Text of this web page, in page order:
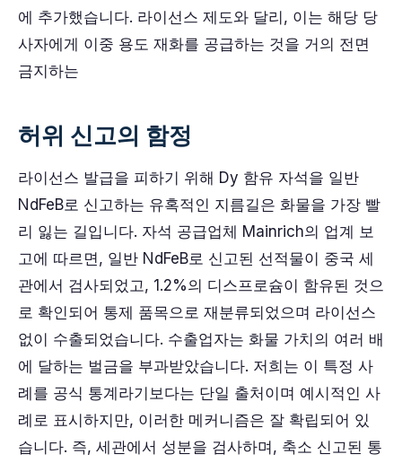
에 추가했습니다. 라이선스 제도와 달리, 이는 해당 당
사자에게 이중 용도 재화를 공급하는 것을 거의 전면
금지하는
허위 신고의 함정
라이선스 발급을 피하기 위해 Dy 함유 자석을 일반
NdFeB로 신고하는 유혹적인 지름길은 화물을 가장 빨
리 잃는 길입니다. 자석 공급업체 Mainrich의 업계 보
고에 따르면, 일반 NdFeB로 신고된 선적물이 중국 세
관에서 검사되었고, 1.2%의 디스프로슘이 함유된 것으
로 확인되어 통제 품목으로 재분류되었으며 라이선스
없이 수출되었습니다. 수출업자는 화물 가치의 여러 배
에 달하는 벌금을 부과받았습니다. 저희는 이 특정 사
례를 공식 통계라기보다는 단일 출처이며 예시적인 사
례로 표시하지만, 이러한 메커니즘은 잘 확립되어 있
습니다. 즉, 세관에서 성분을 검사하며, 축소 신고된 통